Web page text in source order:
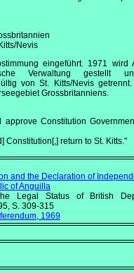
Nevis
eingeführt. 1971 wird
Verwaltung gestellt
von St. Kitts/Nevis getrennt.
Grossbritanniens.
approve Constitution
Constitution[,] return to St. Kitts."
and the Declaration of
of Anguilla
Legal Status of British
S. 309-315
1969